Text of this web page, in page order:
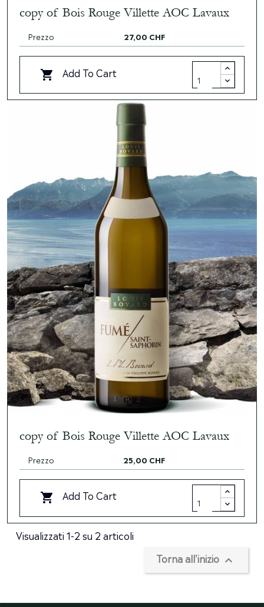
copy of Bois Rouge Villette AOC Lavaux
Prezzo 27,00 CHF
 Add To Cart
copy of Bois Rouge Villette AOC Lavaux
Prezzo 25,00 CHF
 Add To Cart
Visualizzati 1-2 su 2 articoli
Torna all'inizio 